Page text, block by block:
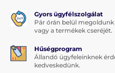
Gyors ügyfélszolgálat
Pár órán belül
vagy a termékek cseréjét.
Hűségprogram
Állandó ügyfeleinknek
kedveskedünk.